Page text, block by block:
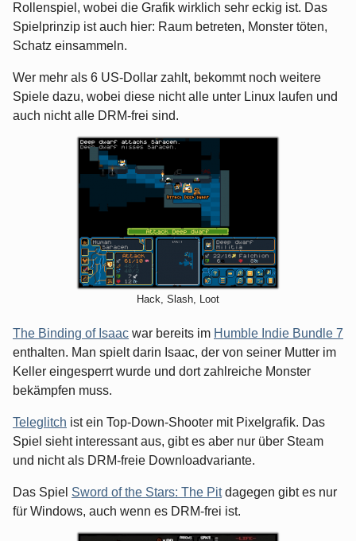
Rollenspiel, wobei die Grafik wirklich sehr eckig ist. Das
Spielprinzip ist auch hier: Raum betreten, Monster töten,
Schatz einsammeln.
Wer mehr als 6 US-Dollar zahlt, bekommt noch weitere
Spiele dazu, wobei diese nicht alle unter Linux laufen und
auch nicht alle DRM-frei sind.
Hack, Slash, Loot
The Binding of Isaac war bereits im Humble Indie Bundle 7
enthalten. Man spielt darin Isaac, der von seiner Mutter im
Keller eingesperrt wurde und dort zahlreiche Monster
bekämpfen muss.
Teleglitch ist ein Top-Down-Shooter mit Pixelgrafik. Das
Spiel sieht interessant aus, gibt es aber nur über Steam
und nicht als DRM-freie Downloadvariante.
Das Spiel Sword of the Stars: The Pitdagegen gibt es nur
für Windows, auch wenn es DRM-frei ist.